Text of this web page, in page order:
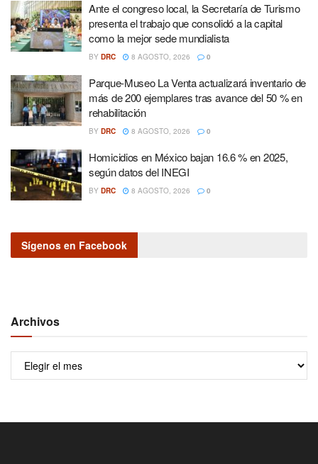
Ante el congreso local, la Secretaría de Turismo
presenta el trabajo que consolidó a la capital
como la mejor sede mundialista
BY DRC 8 AGOSTO, 2026 0
Parque-Museo La Venta actualizará inventario de
más de 200 ejemplares tras avance del 50 % en
rehabilitación
BY DRC 8 AGOSTO, 2026 0
Homicidios en México bajan 16.6 % en 2025,
según datos del INEGI
BY DRC 8 AGOSTO, 2026 0
Sígenos en Facebook
Archivos